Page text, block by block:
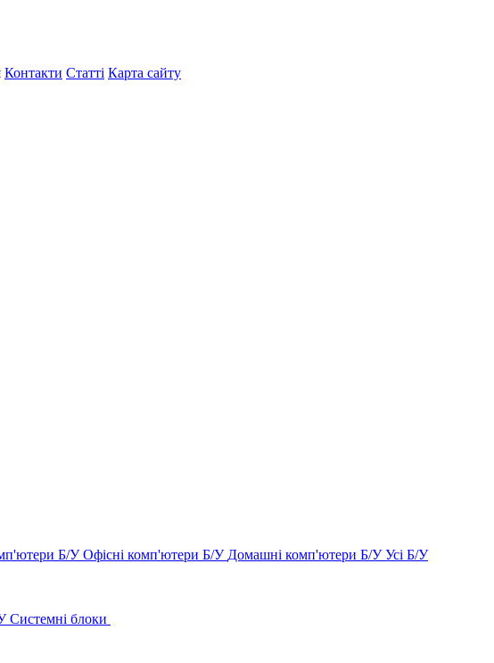
Контакти Статті Карта сайту
Б/УОфісні комп'ютери Б/У Домашні комп'ютери Б/УУсі Б/У
Системні блоки